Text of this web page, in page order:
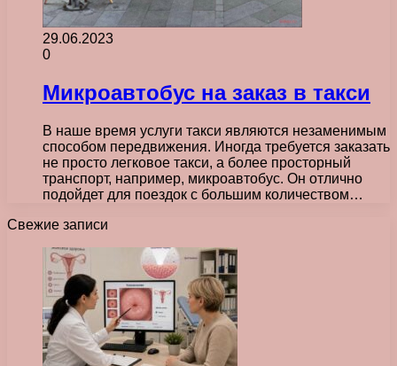
29.06.2023
0
Микроавтобус на заказ в такси
В наше время услуги такси являются незаменимым
способом передвижения. Иногда требуется заказать
не просто легковое такси, а более просторный
транспорт, например, микроавтобус. Он отлично
подойдет для поездок с большим количеством…
Свежие записи